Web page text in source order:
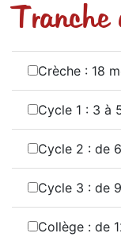
Tranche
Crèche : 18
Cycle 1 : 3 à
Cycle 2 : de
Cycle 3 : de
Collège : de